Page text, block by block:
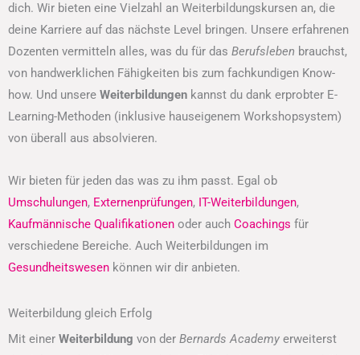
dich. Wir bieten eine Vielzahl an Weiterbildungskursen an, die
deine Karriere auf das nächste Level bringen. Unsere erfahrenen
Dozenten vermitteln alles, was du für das Berufsleben brauchst,
von handwerklichen Fähigkeiten bis zum fachkundigen Know-
how. Und unsere Weiterbildungen kannst du dank erprobter E-
Learning-Methoden (inklusive hauseigenem Workshopsystem)
von überall aus absolvieren.
Wir bieten für jeden das was zu ihm passt. Egal ob
Umschulungen, Externenprüfungen, IT-Weiterbildungen,
Kaufmännische Qualifikationen oder auch Coachings für
verschiedene Bereiche. Auch Weiterbildungen im
Gesundheitswesen können wir dir anbieten.
Weiterbildung gleich Erfolg
Mit einer Weiterbildung von der Bernards Academy erweiterst